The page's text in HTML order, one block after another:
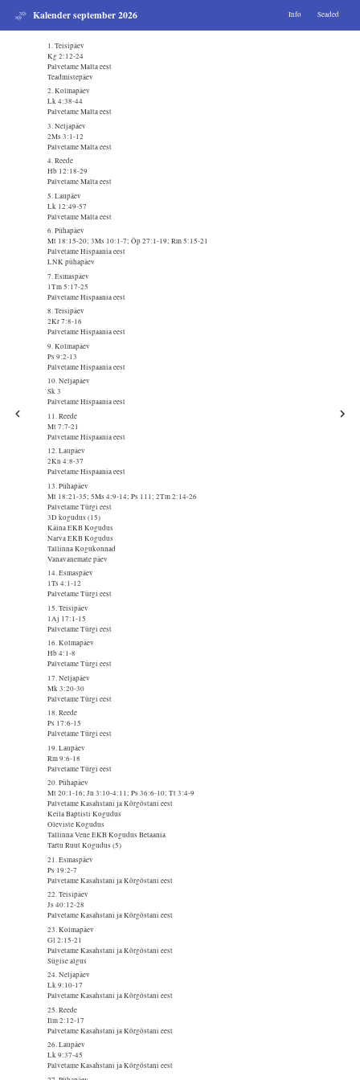
Kalender september 2026 Info Seaded
1. Teisipäev
Kg 2:12-24
Palvetame Malta eest
Teadmistepäev
2. Kolmapäev
Lk 4:38-44
Palvetame Malta eest
3. Neljapäev
2Ms 3:1-12
Palvetame Malta eest
4. Reede
Hb 12:18-29
Palvetame Malta eest
5. Laupäev
Lk 12:49-57
Palvetame Malta eest
6. Pühapäev
Mt 18:15-20; 3Ms 10:1-7; Õp 27:1-19; Rm 5:15-21
Palvetame Hispaania eest
LNK pühapäev
7. Esmaspäev
1Tm 5:17-25
Palvetame Hispaania eest
8. Teisipäev
2Kr 7:8-16
Palvetame Hispaania eest
9. Kolmapäev
Ps 9:2-13
Palvetame Hispaania eest
10. Neljapäev
Sk 3
Palvetame Hispaania eest
11. Reede
Mt 7:7-21
Palvetame Hispaania eest
12. Laupäev
2Kn 4:8-37
Palvetame Hispaania eest
13. Pühapäev
Mt 18:21-35; 5Ms 4:9-14; Ps 111; 2Tm 2:14-26
Palvetame Türgi eest
3D kogudus (15)
Käina EKB Kogudus
Narva EKB Kogudus
Tallinna Kogukonnad
Vanavanemate päev
14. Esmaspäev
1Ts 4:1-12
Palvetame Türgi eest
15. Teisipäev
1Aj 17:1-15
Palvetame Türgi eest
16. Kolmapäev
Hb 4:1-8
Palvetame Türgi eest
17. Neljapäev
Mk 3:20-30
Palvetame Türgi eest
18. Reede
Ps 17:6-15
Palvetame Türgi eest
19. Laupäev
Rm 9:6-18
Palvetame Türgi eest
20. Pühapäev
Mt 20:1-16; Jn 3:10-4:11; Ps 36:6-10; Tt 3:4-9
Palvetame Kasahstani ja Kõrgõstani eest
Keila Baptisti Kogudus
Oleviste Kogudus
Tallinna Vene EKB Kogudus Betaania
Tartu Ruut Kogudus (5)
21. Esmaspäev
Ps 19:2-7
Palvetame Kasahstani ja Kõrgõstani eest
22. Teisipäev
Js 40:12-28
Palvetame Kasahstani ja Kõrgõstani eest
23. Kolmapäev
Gl 2:15-21
Palvetame Kasahstani ja Kõrgõstani eest
Sügise algus
24. Neljapäev
Lk 9:10-17
Palvetame Kasahstani ja Kõrgõstani eest
25. Reede
Ilm 2:12-17
Palvetame Kasahstani ja Kõrgõstani eest
26. Laupäev
Lk 9:37-45
Palvetame Kasahstani ja Kõrgõstani eest